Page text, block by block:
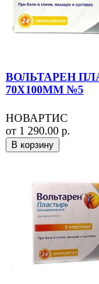
ВОЛЬТАРЕН
70Х100ММ №5
НОВАРТИС
от 1 290.00 р.
В корзину